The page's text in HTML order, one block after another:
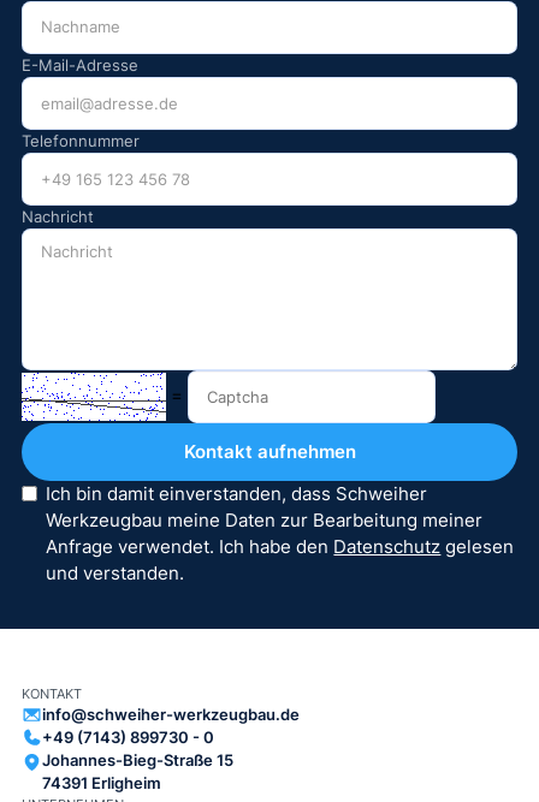
E-Mail-Adresse
Telefonnummer
Nachricht
=
Ich bin damit einverstanden, dass Schweiher
Werkzeugbau meine Daten zur Bearbeitung meiner
Anfrage verwendet. Ich habe den Datenschutz gelesen
und verstanden.
KONTAKT
info@schweiher-werkzeugbau.de
+49 (7143) 899730 - 0
Johannes-Bieg-Straße 15
74391 Erligheim